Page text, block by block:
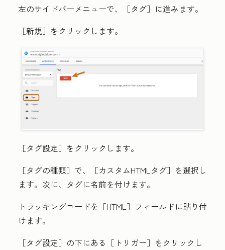
左のサイドバーメニューで、
［タグ］に進みます。
［新規］をクリックします。
［タグ設定］をクリックします。
［タグの種類］で、
［カスタムHTMLタグ］を選択し
ます。次に、タグに名前を付けます。
トラッキングコードを ［HTML］フィールドに貼り付
けます。
［タグ設定］の下にある ［トリガー］をクリックし